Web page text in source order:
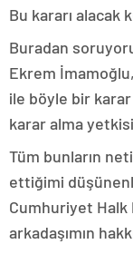
Bu kararı alacak
Buradan
Ekrem
ile böyle bir
karar alma
Tüm bunların
ettiğimi
Cumhuriyet Halk
arkadaşımın